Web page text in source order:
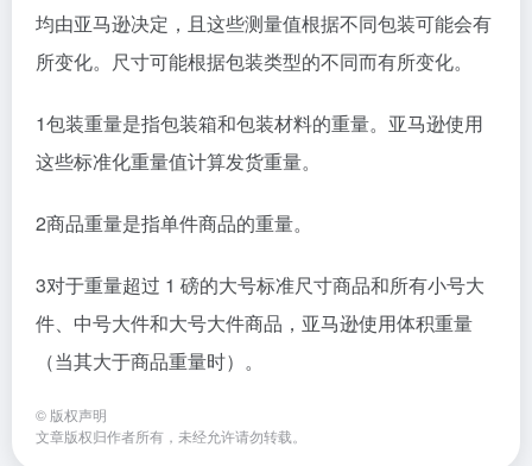
均由亚马逊决定，且这些测量值根据不同包装可能会有
所变化。尺寸可能根据包装类型的不同而有所变化。
1包装重量是指包装箱和包装材料的重量。亚马逊使用
这些标准化重量值计算发货重量。
2商品重量是指单件商品的重量。
3对于重量超过 1 磅的大号标准尺寸商品和所有小号大
件、中号大件和大号大件商品，亚马逊使用体积重量
（当其大于商品重量时）。
© 版权声明
文章版权归作者所有，未经允许请勿转载。